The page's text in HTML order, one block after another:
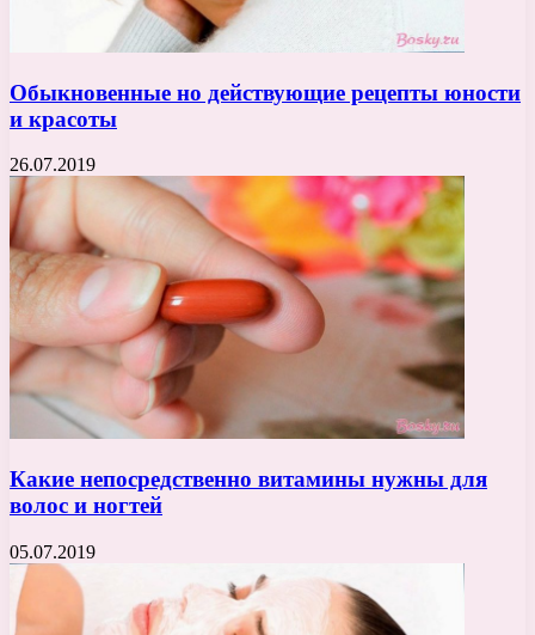
Обыкновенные но действующие рецепты юности
и красоты
26.07.2019
Какие непосредственно витамины нужны для
волос и ногтей
05.07.2019